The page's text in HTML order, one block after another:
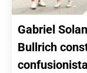
Gabriel
Bullrich